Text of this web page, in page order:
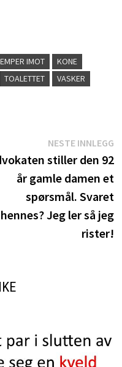
IMOT
KONE
TOALETTET
VASKER
NESTE INNLEGG
stiller den 92
år gamle damen et
spørsmål. Svaret
hennes? Jeg ler så jeg
rister!